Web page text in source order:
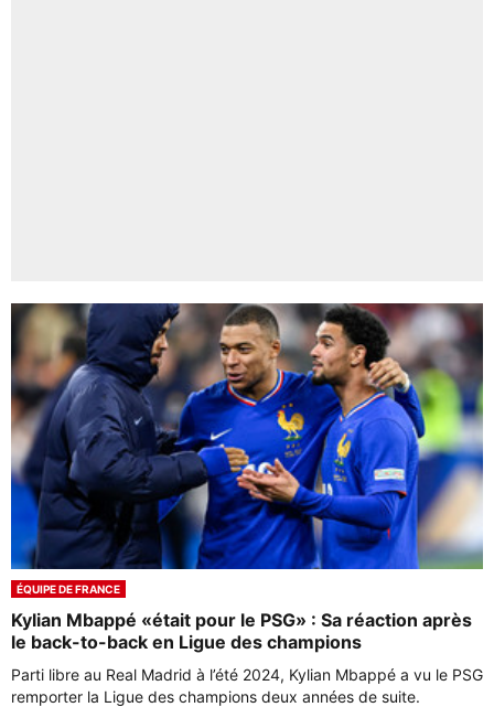
ÉQUIPE DE FRANCE
Kylian Mbappé «était pour le PSG» : Sa réaction après
le back-to-back en Ligue des champions
Parti libre au Real Madrid à l’été 2024, Kylian Mbappé a vu le PSG
remporter la Ligue des champions deux années de suite.